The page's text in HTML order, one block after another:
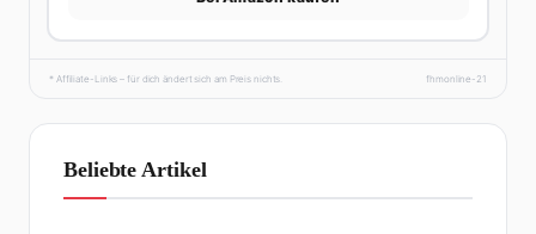
* Affiliate-Links – für dich ändert sich am Preis nichts. fhmonline-21
Beliebte Artikel